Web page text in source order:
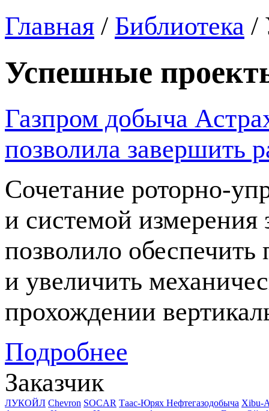
Главная / Библиотека /
Успешные
Газпром добыча
позволила завершить
Сочетание роторно-
и системой измерения
позволило
и увеличить
прохождении
Подробнее
Заказчик
ЛУКОЙЛ Chevron SOCAR Таас-Юрях Нефтегазодобыча Xibu-